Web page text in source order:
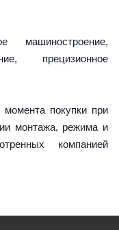
машиностроение,
прецизионное
покупки при
монтажа, режима и
компанией